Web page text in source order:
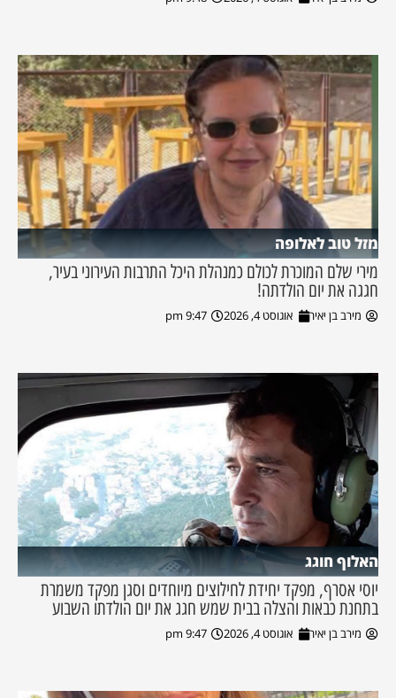
מזל טוב לאלופה
מירי שלם המוכרת לכולם כמנהלת היכל התרבות העירוני בעיר,
חגגה את יום הולדתה!
מירב בן יאיר אוגוסט 4, 2026 9:47 pm
האלוף חוגג
יוסי אסרף, מפקד יחידת לחילוצים מיוחדים וסגן מפקד משמרת
בתחנת כבאות והצלה בבית שמש חגג את יום הולדתו השבוע
מירב בן יאיר אוגוסט 4, 2026 9:47 pm